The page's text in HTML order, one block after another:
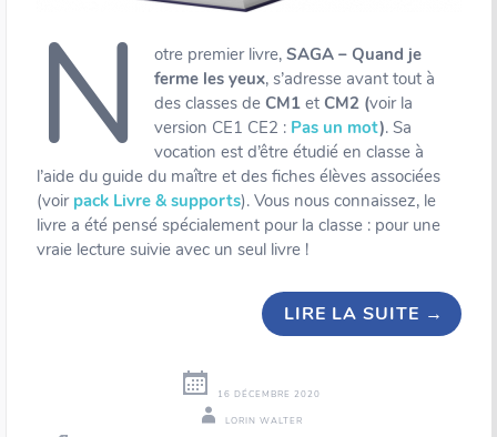
N otre premier livre, SAGA – Quand je
ferme les yeux, s’adresse avant tout à
des classes de CM1et CM2 (voir la
version CE1 CE2 : Pas un mot). Sa
vocation est d’être étudié en classe à
l’aide du guide du maître et des fiches élèves associées
(voir pack Livre & supports). Vous nous connaissez, le
livre a été pensé spécialement pour la classe : pour une
vraie lecture suivie avec un seul livre !
LIRE LA SUITE →
16 DÉCEMBRE 2020
LORIN WALTER